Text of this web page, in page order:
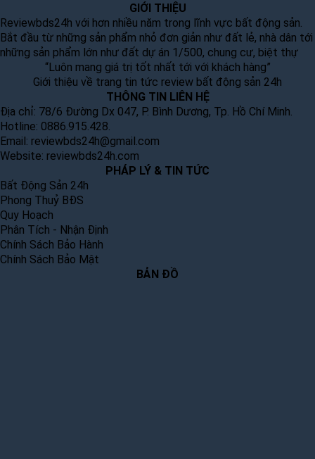
GIỚI THIỆU
Reviewbds24h với hơn nhiều năm trong lĩnh vực bất động sản.
Bắt đầu từ những sản phẩm nhỏ đơn giản như đất lẻ, nhà dân tới
những sản phẩm lớn như đất dự án 1/500, chung cư, biệt thự
“Luôn mang giá trị tốt nhất tới với khách hàng”
Giới thiệu về trang tin tức review bất động sản 24h
THÔNG TIN LIÊN HỆ
Địa chỉ: 78/6 Đường Dx 047, P. Bình Dương, Tp. Hồ Chí Minh.
Hotline: 0886.915.428.
Email: reviewbds24h@gmail.com
Website: reviewbds24h.com
PHÁP LÝ & TIN TỨC
Bất Động Sản 24h
Phong Thuỷ BĐS
Quy Hoạch
Phân Tích - Nhận Định
Chính Sách Bảo Hành
Chính Sách Bảo Mật
BẢN ĐỒ